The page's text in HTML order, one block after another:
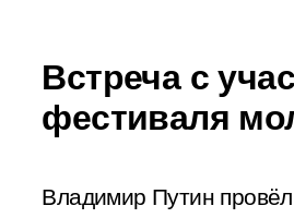
Встреча с
фестиваля
Владимир Путин